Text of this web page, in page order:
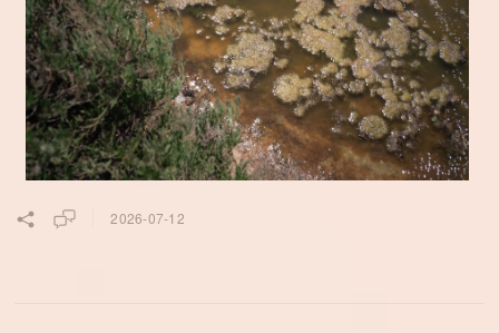
2026-07-12